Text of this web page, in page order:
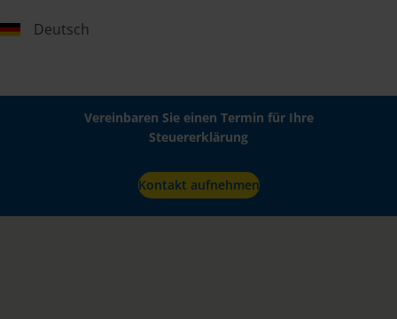
Deutsch
Vereinbaren Sie einen Termin für Ihre
Steuererklärung
Kontakt aufnehmen